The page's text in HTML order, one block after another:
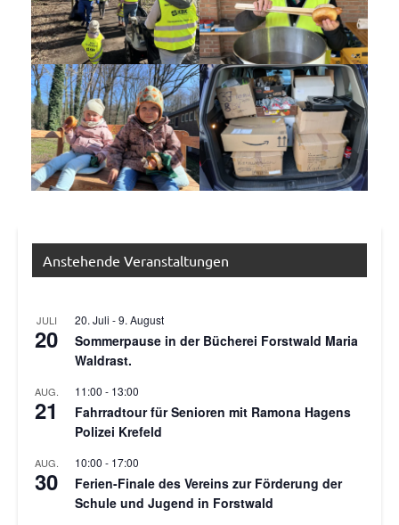
Allgemein
Anstehende Veranstaltungen
JULI
20
20. Juli -9. August
Sommerpause in der Bücherei Forstwald Maria
Waldrast.
AUG.
21
11:00 - 13:00
Fahrradtour für Senioren mit Ramona Hagens
Polizei Krefeld
AUG.
30
10:00 - 17:00
Ferien-Finale des Vereins zur Förderung der
Schule und Jugend in Forstwald